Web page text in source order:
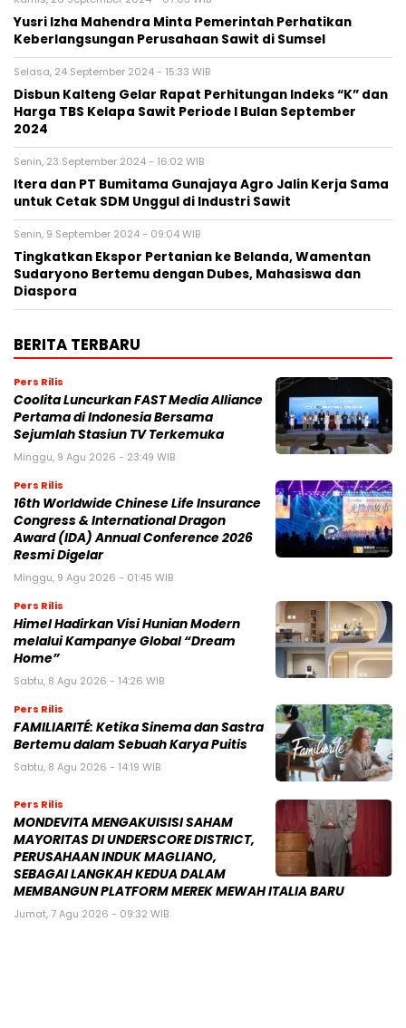
Yusri Izha Mahendra Minta Pemerintah Perhatikan
Keberlangsungan Perusahaan Sawit di Sumsel
Selasa, 24 September 2024 - 15:33 WIB
Disbun Kalteng Gelar Rapat Perhitungan Indeks “K” dan
Harga TBS Kelapa Sawit Periode I Bulan September
2024
Senin, 23 September 2024 - 16:02 WIB
Itera dan PT Bumitama Gunajaya Agro Jalin Kerja Sama
untuk Cetak SDM Unggul di Industri Sawit
Senin, 9 September 2024 - 09:04 WIB
Tingkatkan Ekspor Pertanian ke Belanda, Wamentan
Sudaryono Bertemu dengan Dubes, Mahasiswa dan
Diaspora
BERITA TERBARU
Pers Rilis
Coolita Luncurkan FAST Media Alliance
Pertama di Indonesia Bersama
Sejumlah Stasiun TV Terkemuka
Minggu, 9 Agu 2026 - 23:49 WIB
Pers Rilis
16th Worldwide Chinese Life Insurance
Congress & International Dragon
Award (IDA) Annual Conference 2026
Resmi Digelar
Minggu, 9 Agu 2026 - 01:45 WIB
Pers Rilis
Himel Hadirkan Visi Hunian Modern
melalui Kampanye Global “Dream
Home”
Sabtu, 8 Agu 2026 - 14:26 WIB
Pers Rilis
FAMILIARITÉ: Ketika Sinema dan Sastra
Bertemu dalam Sebuah Karya Puitis
Sabtu, 8 Agu 2026 - 14:19 WIB
Pers Rilis
MONDEVITA MENGAKUISISI SAHAM
MAYORITAS DI UNDERSCORE DISTRICT,
PERUSAHAAN INDUK MAGLIANO,
SEBAGAI LANGKAH KEDUA DALAM
MEMBANGUN PLATFORM MEREK MEWAH ITALIA BARU
Jumat, 7 Agu 2026 - 09:32 WIB